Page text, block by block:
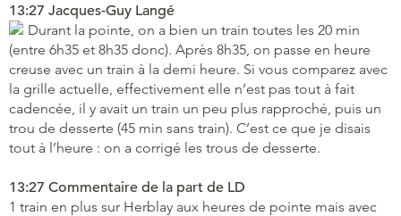
13:27 Jacques-Guy Langé
Durant la pointe, on a bien un train toutes les 20 min
(entre 6h35 et 8h35 donc). Après 8h35, on passe en heure
creuse avec un train à la demi heure. Si vous comparez avec
la grille actuelle, effectivement elle n’est pas tout à fait
cadencée, il y avait un train un peu plus rapproché, puis un
trou de desserte (45 min sans train). C’est ce que je disais
tout à l’heure : on a corrigé les trous de desserte.
13:27 Commentaire de la part de LD
1 train en plus sur Herblay aux heures de pointe mais avec